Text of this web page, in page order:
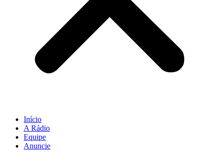
Início
A Rádio
Equipe
Anuncie